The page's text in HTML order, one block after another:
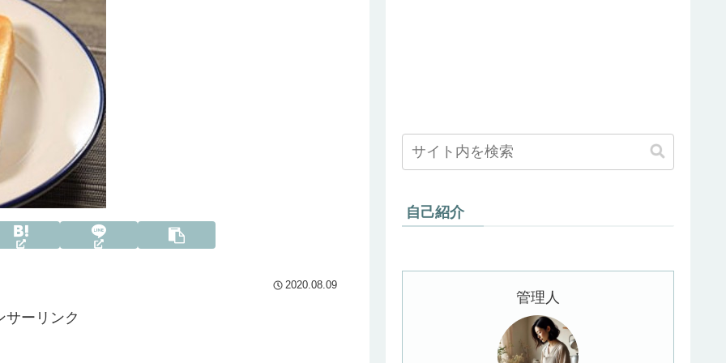
2020.08.09
サーリンク
自己紹介
管理人